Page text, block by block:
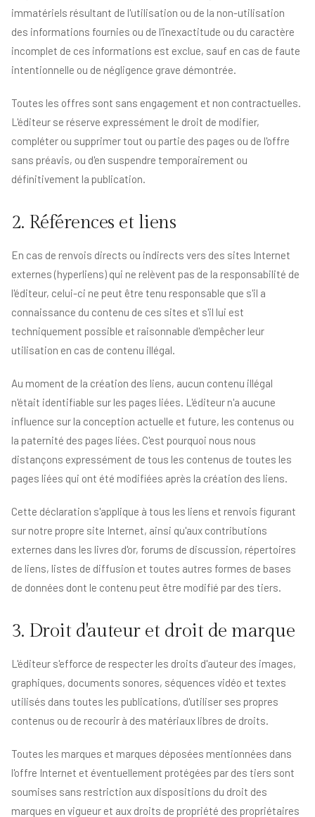
immatériels résultant de l'utilisation ou de la non-utilisation
des informations fournies ou de l'inexactitude ou du caractère
incomplet de ces informations est exclue, sauf en cas de faute
intentionnelle ou de négligence grave démontrée.
Toutes les offres sont sans engagement et non contractuelles.
L'éditeur se réserve expressément le droit de modifier,
compléter ou supprimer tout ou partie des pages ou de l'offre
sans préavis, ou d'en suspendre temporairement ou
définitivement la publication.
2. Références et liens
En cas de renvois directs ou indirects vers des sites Internet
externes (hyperliens) qui ne relèvent pas de la responsabilité de
l'éditeur, celui-ci ne peut être tenu responsable que s'il a
connaissance du contenu de ces sites et s'il lui est
techniquement possible et raisonnable d'empêcher leur
utilisation en cas de contenu illégal.
Au moment de la création des liens, aucun contenu illégal
n'était identifiable sur les pages liées. L'éditeur n'a aucune
influence sur la conception actuelle et future, les contenus ou
la paternité des pages liées. C'est pourquoi nous nous
distançons expressément de tous les contenus de toutes les
pages liées qui ont été modifiées après la création des liens.
Cette déclaration s'applique à tous les liens et renvois figurant
sur notre propre site Internet, ainsi qu'aux contributions
externes dans les livres d'or, forums de discussion, répertoires
de liens, listes de diffusion et toutes autres formes de bases
de données dont le contenu peut être modifié par des tiers.
3. Droit d'auteur et droit de marque
L'éditeur s'efforce de respecter les droits d'auteur des images,
graphiques, documents sonores, séquences vidéo et textes
utilisés dans toutes les publications, d'utiliser ses propres
contenus ou de recourir à des matériaux libres de droits.
Toutes les marques et marques déposées mentionnées dans
l'offre Internet et éventuellement protégées par des tiers sont
soumises sans restriction aux dispositions du droit des
marques en vigueur et aux droits de propriété des propriétaires